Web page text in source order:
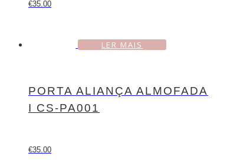
€35.00
LER MAIS
PORTA ALIANÇA ALMOFADA
I CS-PA001
€35.00